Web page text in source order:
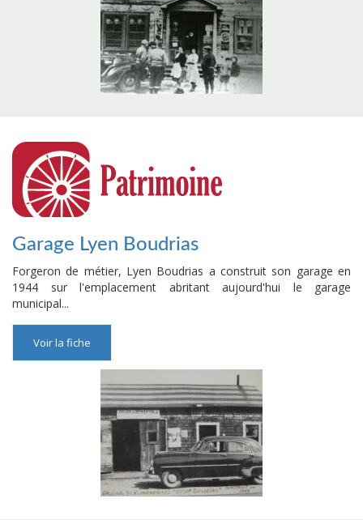
Garage Lyen Boudrias
Forgeron de métier, Lyen Boudrias a construit son garage en
1944 sur l'emplacement abritant aujourd'hui le garage
municipal...
Voir la fiche